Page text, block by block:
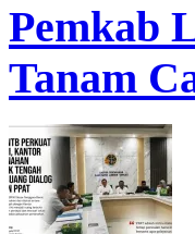
Pemkab
Tanam